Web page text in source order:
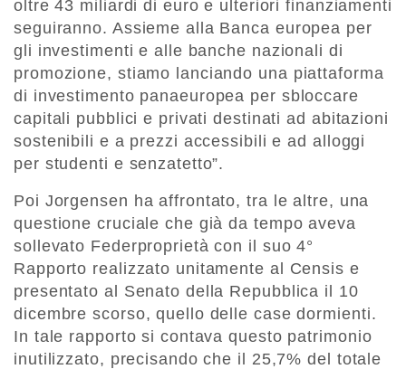
oltre 43 miliardi di euro e ulteriori finanziamenti
seguiranno. Assieme alla Banca europea per
gli investimenti e alle banche nazionali di
promozione, stiamo lanciando una piattaforma
di investimento panaeuropea per sbloccare
capitali pubblici e privati destinati ad abitazioni
sostenibili e a prezzi accessibili e ad alloggi
per studenti e senzatetto”.
Poi Jorgensen ha affrontato, tra le altre, una
questione cruciale che già da tempo aveva
sollevato Federproprietà con il suo 4°
Rapporto realizzato unitamente al Censis e
presentato al Senato della Repubblica il 10
dicembre scorso, quello delle case dormienti.
In tale rapporto si contava questo patrimonio
inutilizzato, precisando che il 25,7% del totale